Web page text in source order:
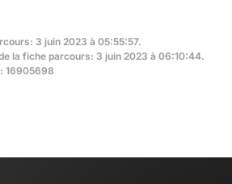
3 juin 2023 à 05:55:57.
la fiche parcours: 3 juin 2023 à 06:10:44.
16905698